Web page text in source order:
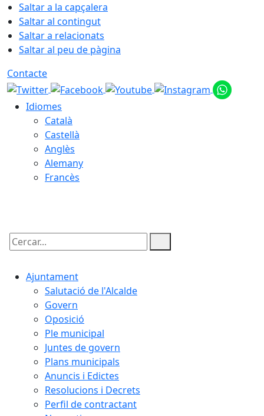
Saltar a la capçalera
Saltar al contingut
Saltar a relacionats
Saltar al peu de pàgina
Contacte
Idiomes
Català
Castellà
Anglès
Alemany
Francès
Cercar:
Ajuntament
Salutació de l'Alcalde
Govern
Oposició
Ple municipal
Juntes de govern
Plans municipals
Anuncis i Edictes
Resolucions i Decrets
Perfil de contractant